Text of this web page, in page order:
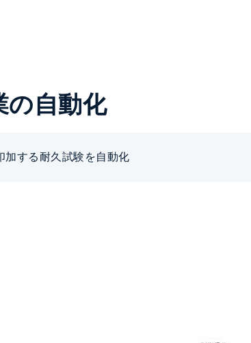
の自動化
加する耐久試験を自動化